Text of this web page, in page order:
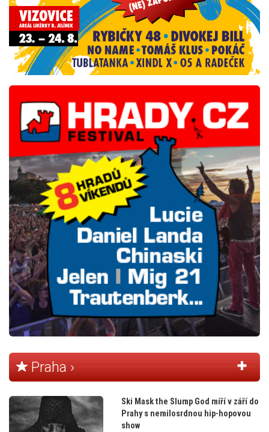
Praha ›
Ski Mask the Slump God míří v září do
Prahy s nemilosrdnou hip-hopovou
show